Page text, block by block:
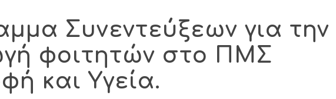
Συνεντεύξεων για την
φοιτητών στο ΠΜΣ
και Υγεία.